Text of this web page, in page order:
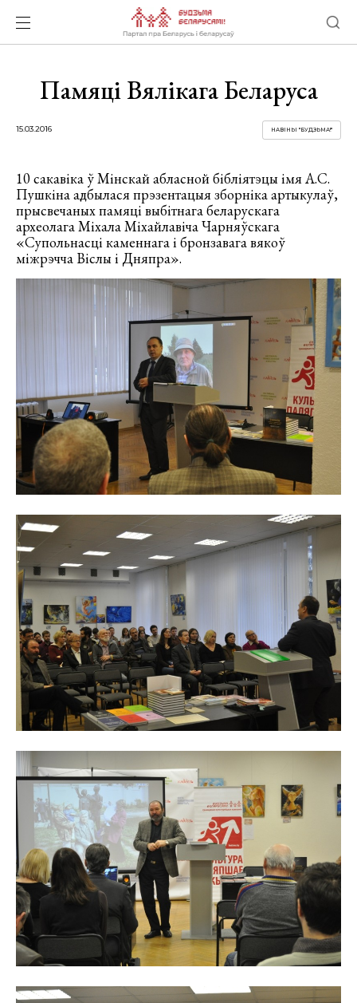
Памяці Вялікага Беларуса
15.03.2016 НАВІНЫ "БУДЗЬМА!"
10 сакавіка ў Мінскай абласной бібліятэцы імя А.С.
Пушкіна адбылася прэзентацыя зборніка артыкулаў,
прысвечаных памяці выбітнага беларускага
археолага Міхала Міхайлавіча Чарняўскага
«Супольнасці каменнага і бронзавага вякоў
міжрэчча Віслы і Дняпра».